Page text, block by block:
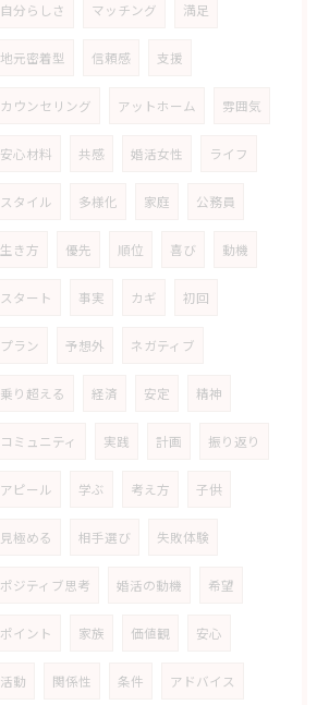
自分らしさ マッチング 満足
地元密着型 信頼感 支援
カウンセリング アットホーム 雰囲気
安心材料 共感 婚活女性 ライフ
スタイル 多様化 家庭 公務員
生き方 優先 順位 喜び 動機
スタート 事実 カギ 初回
プラン 予想外 ネガティブ
乗り超える 経済 安定 精神
コミュニティ 実践 計画 振り返り
アピール 学ぶ 考え方 子供
見極める 相手選び 失敗体験
ポジティブ思考 婚活の動機 希望
ポイント 家族 価値観 安心
活動 関係性 条件 アドバイス